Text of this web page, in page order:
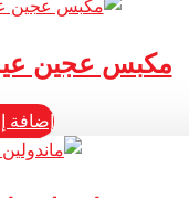
مكبس عجين عيش
إضافة